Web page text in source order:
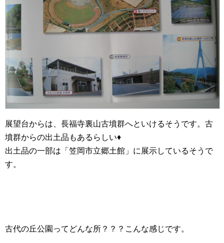
展望台からは、長福寺裏山古墳群へといけるそうです。古
墳群からの出土品もあるらしい♦
出土品の一部は「笠岡市立郷土館」に展示しているそうで
す。
古代の丘公園ってどんな所？？？こんな感じです。